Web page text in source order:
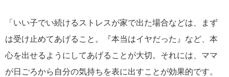
「いい子でい続けるストレスが家で出た場合などは、まず
は受け止めてあげること。『本当はイヤだった』など、本
心を出せるようにしてあげることが大切。それには、ママ
が日ごろから自分の気持ちを表に出すことが効果的です。